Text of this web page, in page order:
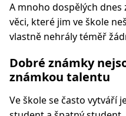
A mnoho dospělých
věci, které jim ve škole
vlastně nehrály téměř
Dobré známky
známkou talentu
Ve škole se často vytváří